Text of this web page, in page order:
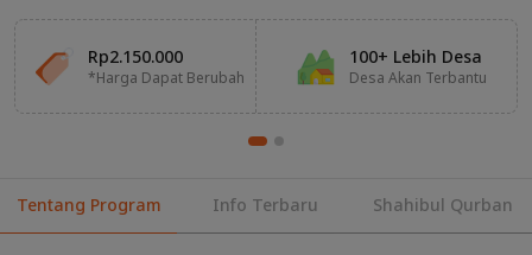
Rp2.150.000
*Harga Dapat Berubah
100+ Lebih Desa
Desa Akan Terbantu
Tentang Program Info Terbaru Shahibul Qurban